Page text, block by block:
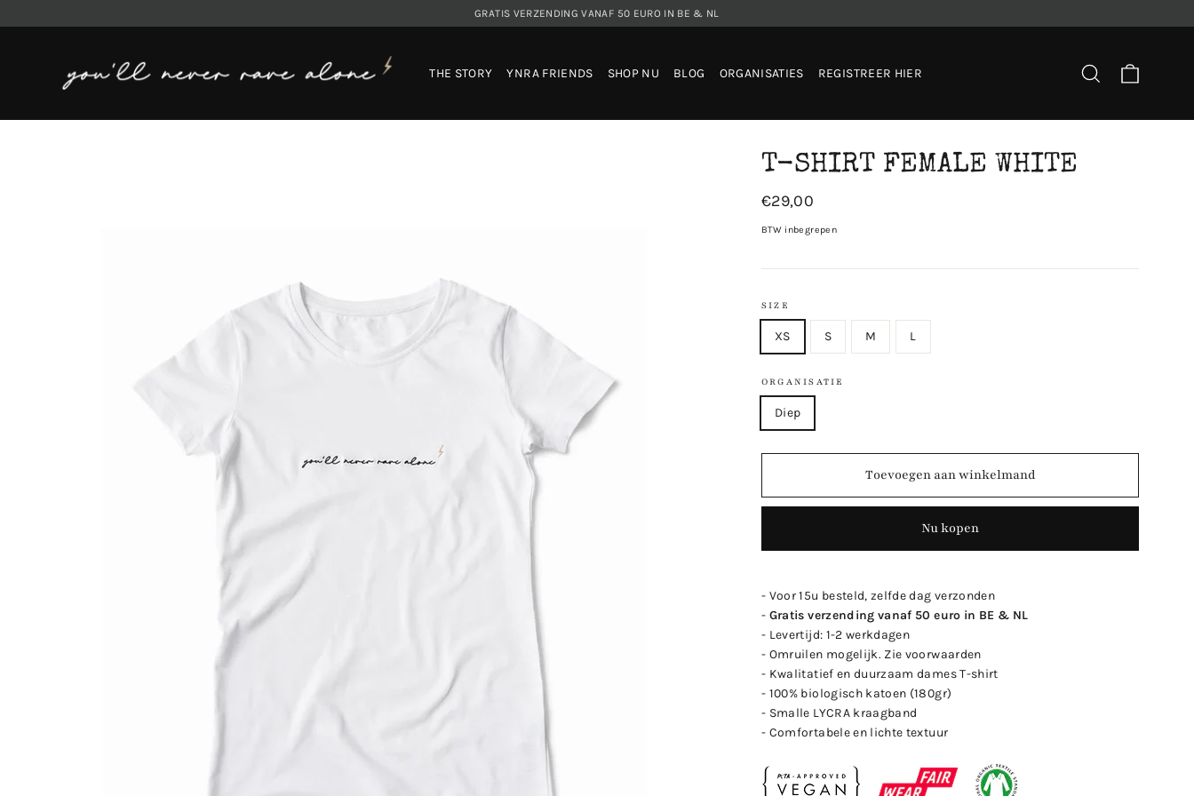
missing:
GRATIS VERZENDING VANAF 50 EURO IN BE & NL
THE STORY YNRA FRIENDS SHOP NU BLOG ORGANISATIES REGISTREER HIER Translation
T-SHIRT FEMALE WHITE
Prijs
€29,00
BTW inbegrepen
SIZE
XS S M L
ORGANISATIE
Diep
Toevoegen aan winkelmand
Nu kopen
- Voor 15u besteld, zelfde dag verzonden
- Gratis verzending vanaf 50 euro in BE & NL
- Levertijd: 1-2 werkdagen
- Omruilen mogelijk. Zie voorwaarden
- Kwalitatief en duurzaam dames T-shirt
- 100% biologisch katoen (180gr)
- Smalle LYCRA kraagband
- Comfortabele en lichte textuur